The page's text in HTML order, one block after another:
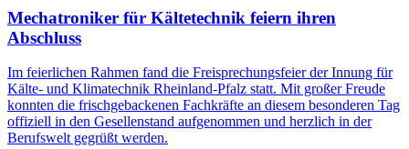
Mechatroniker für Kältetechnik feiern ihren
Abschluss
Im feierlichen Rahmen fand die Freisprechungsfeier der Innung für
Kälte- und Klimatechnik Rheinland-Pfalz statt. Mit großer Freude
konnten die frischgebackenen Fachkräfte an diesem besonderen Tag
offiziell in den Gesellenstand aufgenommen und herzlich in der
Berufswelt gegrüßt werden.